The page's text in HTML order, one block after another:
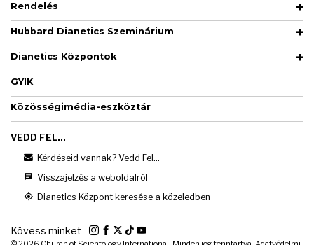
Rendelés
Hubbard Dianetics Szeminárium
Dianetics Központok
GYIK
Közösségimédia-eszköztár
VEDD FEL...
Kérdéseid vannak? Vedd Fel...
Visszajelzés a weboldalról
Dianetics Központ keresése a közeledben
Kövess minket